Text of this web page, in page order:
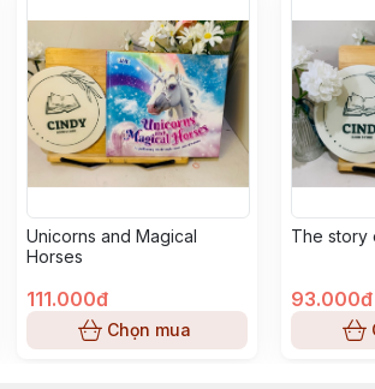
Unicorns and Magical
Horses
111.000đ
Chọn mua
The story
93.000đ